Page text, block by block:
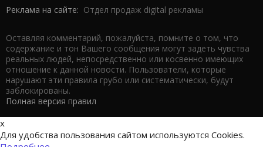
Реклама на сайте: Отдел продаж digital рекламы
Оставляя комментарий, пожалуйста, помните о том, что
содержание и тон Вашего сообщения могут задеть чувства
реальных людей, непосредственно или косвенно имеющих
отношение к данной новости. Пользователи, которые
нарушают эти правила грубо или систематически, будут
заблокированы.
Полная версия правил
x
Для удобства пользования сайтом используются Cookies.